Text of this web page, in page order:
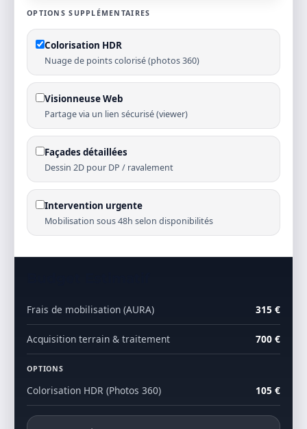
OPTIONS SUPPLÉMENTAIRES
Colorisation HDR
Nuage de points colorisé (photos 360)
Visionneuse Web
Partage via un lien sécurisé (viewer)
Façades détaillées
Dessin 2D pour DP / ravalement
Intervention urgente
Mobilisation sous 48h selon disponibilités
Frais de mobilisation (AURA) 315 €
Acquisition terrain & traitement 700 €
OPTIONS
Colorisation HDR (Photos 360) 105 €